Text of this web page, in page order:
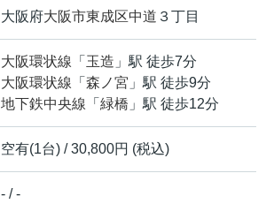
大阪府大阪市東成区中道 ３丁目
大阪環状線 「 玉造 」駅 徒歩7分
大阪環状線 「 森ノ宮 」駅 徒歩9分
地下鉄中央線 「 緑橋 」駅 徒歩12分
空有(1台) / 30,800円 (税込)
- / -